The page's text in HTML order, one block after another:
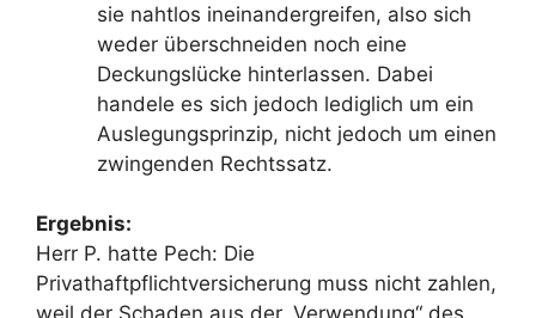
sie nahtlos ineinandergreifen, also sich
weder überschneiden noch eine
Deckungslücke hinterlassen. Dabei
handele es sich jedoch lediglich um ein
Auslegungsprinzip, nicht jedoch um einen
zwingenden Rechtssatz.
Ergebnis:
Herr P. hatte Pech: Die
Privathaftpflichtversicherung muss nicht zahlen,